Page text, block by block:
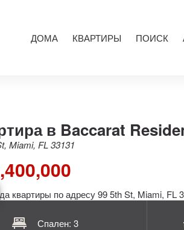
ДОМА КВАРТИРЫ ПОИСК
в Baccarat
Miami, FL 33131
Спален: 3